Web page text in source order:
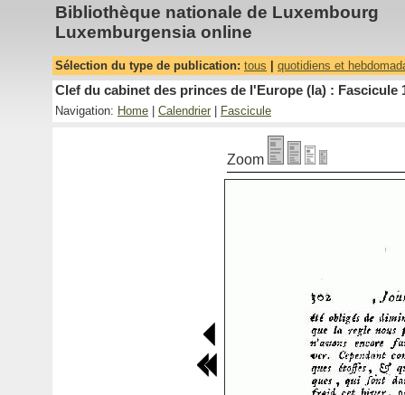
Bibliothèque nationale de Luxembourg
Luxemburgensia online
Sélection du type de publication: tous quotidiens et
Clef du cabinet des princes de l'Europe (la) : Fascicule
Navigation: Home Calendrier Fascicule
Zoom